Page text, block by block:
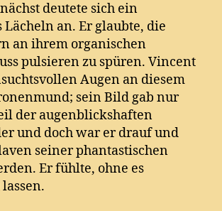
deutete sich ein
an. Er glaubte, die
an ihrem organischen
pulsieren zu spüren. Vincent
Augen an diesem
sein Bild gab nur
der augenblickshaften
und doch war er drauf und
seiner phantastischen
Er fühlte, ohne es